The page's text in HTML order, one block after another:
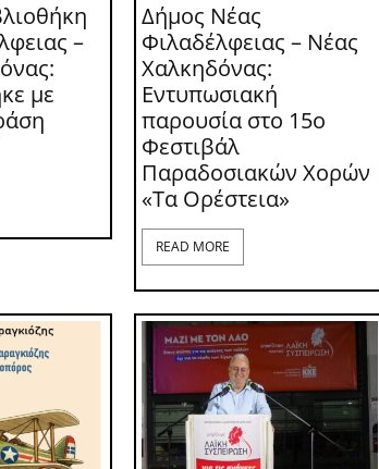
–
με
Δήμος Νέας
Φιλαδέλφειας – Νέας
Χαλκηδόνας:
Εντυπωσιακή
παρουσία στο 15ο
Φεστιβάλ
Παραδοσιακών Χορών
«Τα Ορέστεια»
READ MORE